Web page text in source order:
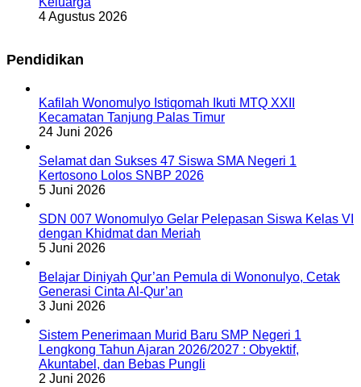
4 Agustus 2026
Pendidikan
Kafilah Wonomulyo Istiqomah Ikuti MTQ XXII
Kecamatan Tanjung Palas Timur
24 Juni 2026
Selamat dan Sukses 47 Siswa SMA Negeri 1
Kertosono Lolos SNBP 2026
5 Juni 2026
SDN 007 Wonomulyo Gelar Pelepasan Siswa Kelas VI
dengan Khidmat dan Meriah
5 Juni 2026
Belajar Diniyah Qur’an Pemula di Wononulyo, Cetak
Generasi Cinta Al-Qur’an
3 Juni 2026
Sistem Penerimaan Murid Baru SMP Negeri 1
Lengkong Tahun Ajaran 2026/2027 : Obyektif,
Akuntabel, dan Bebas Pungli
2 Juni 2026